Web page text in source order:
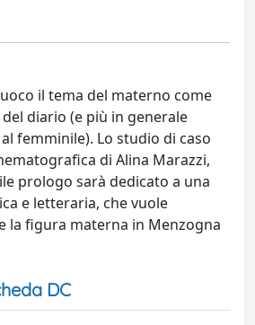
il tema del materno come
diario (e più in generale
femminile). Lo studio di caso
di Alina Marazzi,
prologo sarà dedicato a una
e letteraria, che vuole
la figura materna in Menzogna
DC